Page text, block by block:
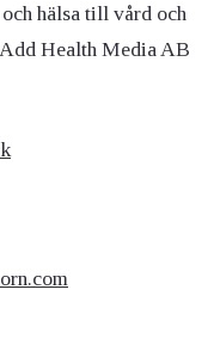
hälsa till vård och
Health Media AB